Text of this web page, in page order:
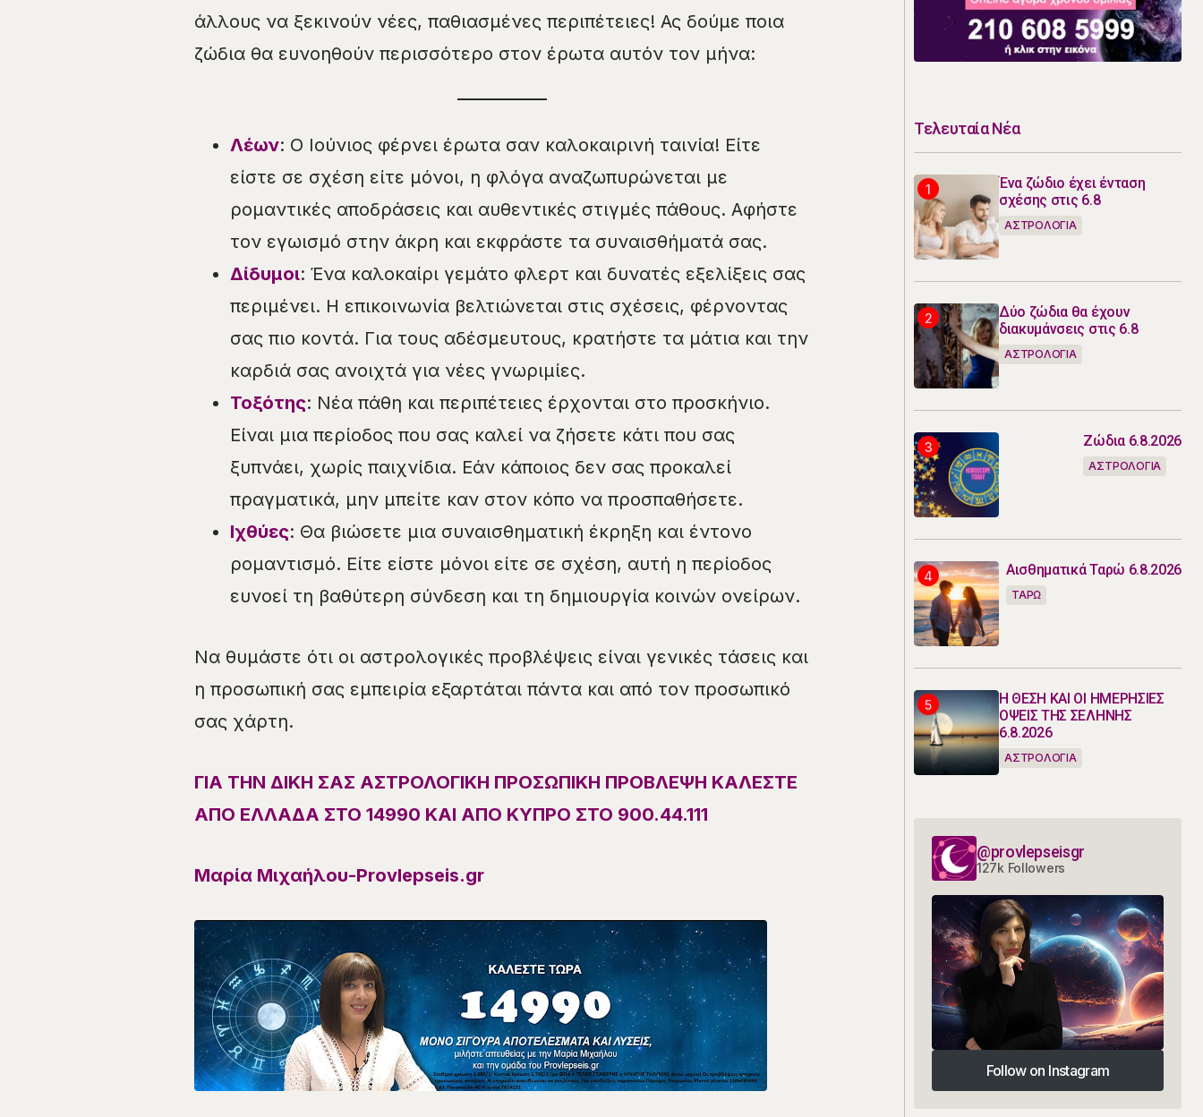
άλλους να ξεκινούν νέες, παθιασμένες περιπέτειες! Ας δούμε ποια
ζώδια θα ευνοηθούν περισσότερο στον έρωτα αυτόν τον μήνα:
Λέων: Ο Ιούνιος φέρνει έρωτα σαν καλοκαιρινή ταινία! Είτε
είστε σε σχέση είτε μόνοι, η φλόγα αναζωπυρώνεται με
ρομαντικές αποδράσεις και αυθεντικές στιγμές πάθους. Αφήστε
τον εγωισμό στην άκρη και εκφράστε τα συναισθήματά σας.
Δίδυμοι: Ένα καλοκαίρι γεμάτο φλερτ και δυνατές εξελίξεις σας
περιμένει. Η επικοινωνία βελτιώνεται στις σχέσεις, φέρνοντας
σας πιο κοντά. Για τους αδέσμευτους, κρατήστε τα μάτια και την
καρδιά σας ανοιχτά για νέες γνωριμίες.
Τοξότης: Νέα πάθη και περιπέτειες έρχονται στο προσκήνιο.
Είναι μια περίοδος που σας καλεί να ζήσετε κάτι που σας
ξυπνάει, χωρίς παιχνίδια. Εάν κάποιος δεν σας προκαλεί
πραγματικά, μην μπείτε καν στον κόπο να προσπαθήσετε.
Ιχθύες: Θα βιώσετε μια συναισθηματική έκρηξη και έντονο
ρομαντισμό. Είτε είστε μόνοι είτε σε σχέση, αυτή η περίοδος
ευνοεί τη βαθύτερη σύνδεση και τη δημιουργία κοινών ονείρων.
Να θυμάστε ότι οι αστρολογικές προβλέψεις είναι γενικές τάσεις και
η προσωπική σας εμπειρία εξαρτάται πάντα και από τον προσωπικό
σας χάρτη.
ΓΙΑ ΤΗΝ ΔΙΚΗ ΣΑΣ ΑΣΤΡΟΛΟΓΙΚΗ ΠΡΟΣΩΠΙΚΗ ΠΡΟΒΛΕΨΗ ΚΑΛΕΣΤΕ
ΑΠΟ ΕΛΛΑΔΑ ΣΤΟ 14990 ΚΑΙ ΑΠΟ ΚΥΠΡΟ ΣΤΟ 900.44.111
Μαρία Μιχαήλου-Provlepseis.gr
Τελευταία Νέα
Ένα ζώδιο έχει ένταση
σχέσης στις 6.8
ΑΣΤΡΟΛΟΓΙΑ
Δύο ζώδια θα έχουν
διακυμάνσεις στις 6.8
ΑΣΤΡΟΛΟΓΙΑ
Ζώδια 6.8.2026
ΑΣΤΡΟΛΟΓΙΑ
Αισθηματικά Ταρώ 6.8.2026
ΤΑΡΩ
Η ΘΕΣΗ ΚΑΙ ΟΙ ΗΜΕΡΗΣΙΕΣ
ΟΨΕΙΣ ΤΗΣ ΣΕΛΗΝΗΣ
6.8.2026
ΑΣΤΡΟΛΟΓΙΑ
@provlepseisgr
127k Followers
Follow on Instagram
Follow on Instagram